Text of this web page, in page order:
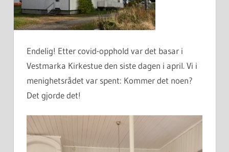
Endelig! Etter covid-opphold var det basar i
Vestmarka Kirkestue den siste dagen i april. Vi i
menighetsrådet var spent: Kommer det noen?
Det gjorde det!